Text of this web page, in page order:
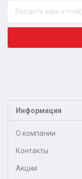
Информация
О компании
Контакты
Акции